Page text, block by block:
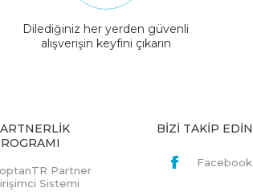
Dilediğiniz her yerden güvenli
alışverişin keyfini çıkarın
Partner
Sistemi
BİZİ TAKİP EDİN
Facebook